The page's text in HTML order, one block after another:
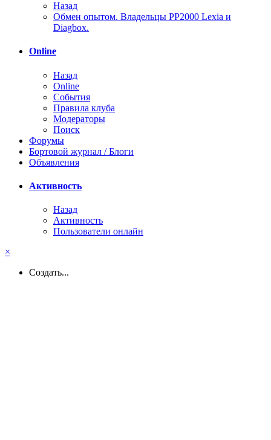
Назад
Обмен опытом. Владельцы PP2000 Lexia и
Diagbox.
Online
Назад
Online
События
Правила клуба
Модераторы
Поиск
Форумы
Бортовой журнал / Блоги
Объявления
Активность
Назад
Активность
Пользователи онлайн
×
Создать...